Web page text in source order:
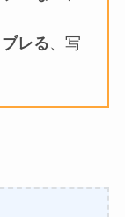
ブレる、写